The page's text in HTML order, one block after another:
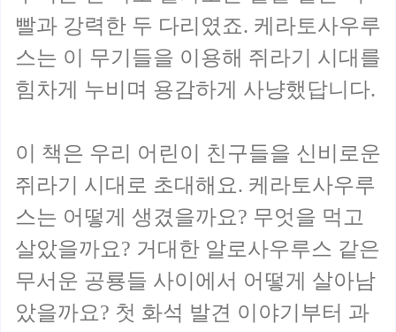
빨과 강력한 두 다리였죠. 케라토사우루
스는 이 무기들을 이용해 쥐라기 시대를
힘차게 누비며 용감하게 사냥했답니다.
이 책은 우리 어린이 친구들을 신비로운
쥐라기 시대로 초대해요. 케라토사우루
스는 어떻게 생겼을까요? 무엇을 먹고
살았을까요? 거대한 알로사우루스 같은
무서운 공룡들 사이에서 어떻게 살아남
았을까요? 첫 화석 발견 이야기부터 과